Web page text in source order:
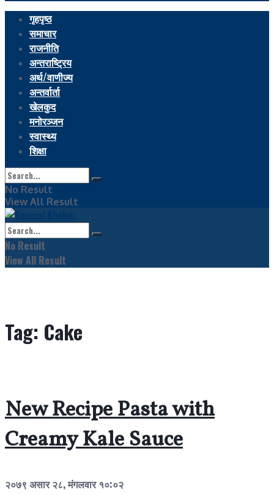
गृहपृष्ठ
समाचार
राजनीति
अन्तराष्ट्रिय
अर्थ/वाणीज्य
अन्तर्वार्ता
खेलकुद
मनोरञ्जन
स्वास्थ्य
शिक्षा
No Result
View All Result
No Result
View All Result
Tag: Cake
New Recipe Pasta with
Creamy Kale Sauce
२०७९ असार २८, मंगलवार १०:०२